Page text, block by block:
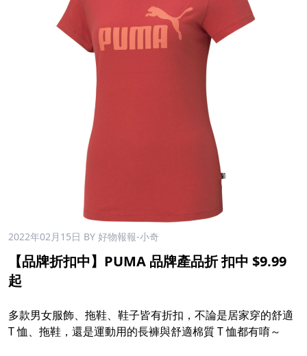
2022年02月15日 BY 好物報報-小奇
【品牌折扣中】PUMA 品牌產品折 扣中 $9.99
起
多款男女服飾、拖鞋、鞋子皆有折扣，不論是居家穿的舒適
T 恤、拖鞋，還是運動用的長褲與舒適棉質 T 恤都有唷～